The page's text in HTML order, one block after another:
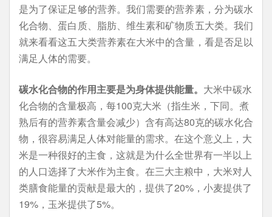
是为了保证足够的营养。我们需要的营养素，分为碳水
化合物、蛋白质、脂肪、维生素和矿物质五大类。我们
就来看看这五大类营养素在大米中的含量，看是否足以
满足人体的需要。
碳水化合物的作用主要是为身体提供能量。 大米中碳水
化合物的含量极高，每100克大米（指生米，下同。煮
熟后有的营养素含量会减少）含有高达80克的碳水化合
物，很容易满足人体对能量的需求。在这个意义上，大
米是一种很好的主食，这就是为什么全世界有一半以上
的人口选择了大米作为主食。在三大主粮中，大米对人
类膳食能量的贡献是最大的，提供了20%，小麦提供了
19%，玉米提供了5%。